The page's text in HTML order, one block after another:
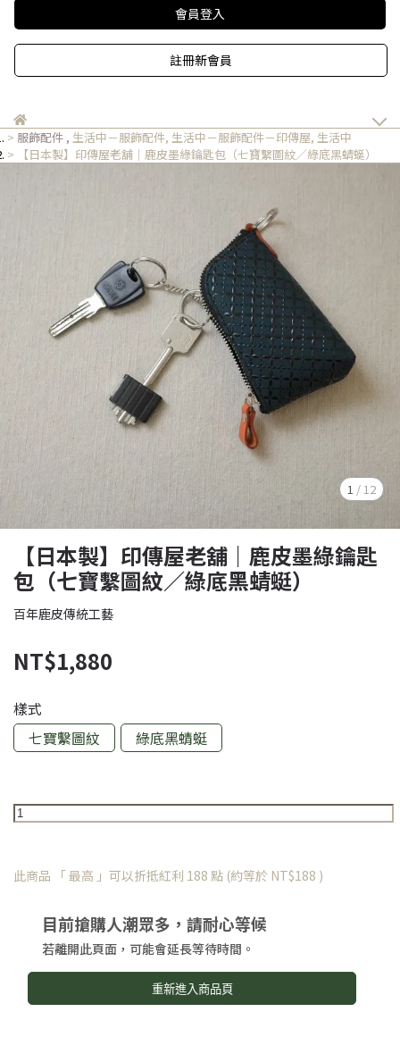
會員登入
註冊新會員
服飾配件 , 生活中－服飾配件, 生活中－服飾配件－印傳屋, 生活中
【日本製】印傳屋老舖｜鹿皮墨綠鑰匙包（七寶繫圖紋／綠底黑蜻蜓）
1 / 12
【日本製】印傳屋老舖｜鹿皮墨綠鑰匙
包（七寶繫圖紋／綠底黑蜻蜓）
百年鹿皮傳統工藝
NT$1,880
樣式
七寶繫圖紋
綠底黑蜻蜓
此商品 「 最高 」可以折抵紅利 188 點 (約等於 NT$188 )
目前搶購人潮眾多，請耐心等候
若離開此頁面，可能會延長等待時間。
重新進入商品頁